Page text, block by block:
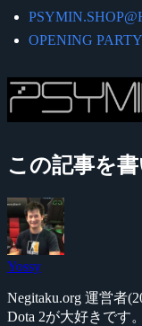
OPENING PARTY
この記事を
Yossy
Negitaku.org 運営者
Dota 2が大好きです